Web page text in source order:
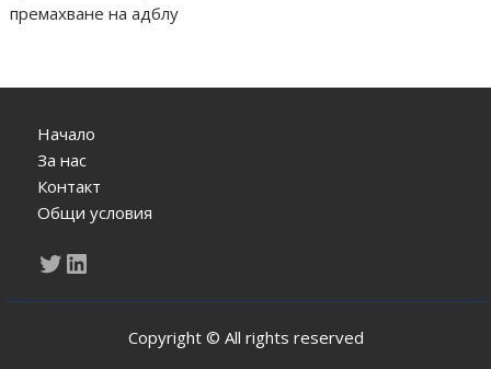
премахване на адблу
Начало
За нас
Контакт
Общи условия
Twitter
LinkedIn
Copyright © All rights reserved